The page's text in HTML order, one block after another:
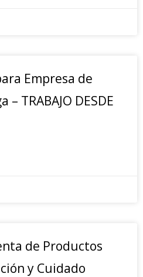
Empresa de
TRABAJO DESDE
de Productos
y Cuidado